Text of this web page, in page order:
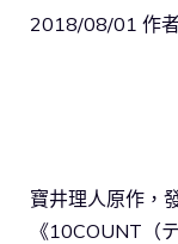
2018/08/01 作
寶井理人原作，
《10COUNT（